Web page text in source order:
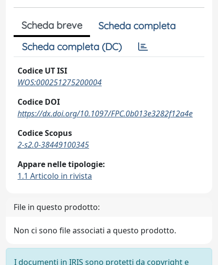
Scheda breve
Scheda completa
Scheda completa (DC)
Codice UT ISI
WOS:000251275200004
Codice DOI
https://dx.doi.org/10.1097/FPC.0b013e3282f12a4e
Codice Scopus
2-s2.0-38449100345
Appare nelle tipologie:
1.1 Articolo in rivista
File in questo prodotto:
Non ci sono file associati a questo prodotto.
I documenti in IRIS sono protetti da copyright e